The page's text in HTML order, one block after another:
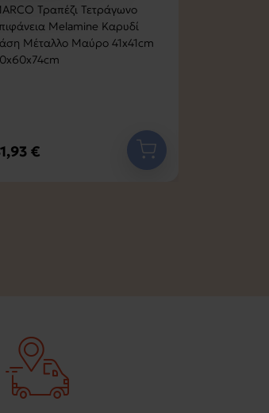
Τραπέζι Τετράγωνο
Melamine Καρυδί
Μέταλλο Μαύρο 41x41cm
€